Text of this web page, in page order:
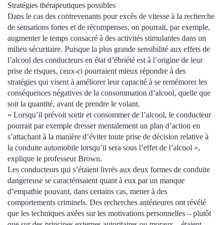
Stratégies thérapeutiques possibles
Dans le cas des contrevenants pour excès de vitesse à la recherche
de sensations fortes et de récompenses, on pourrait, par exemple,
augmenter le temps consacré à des activités stimulantes dans un
milieu sécuritaire. Puisque la plus grande sensibilité aux effets de
l’alcool des conducteurs en état d’ébriété est à l’origine de leur
prise de risques, ceux-ci pourraient mieux répondre à des
stratégies qui visent à améliorer leur capacité à se remémorer les
conséquences négatives de la consommation d’alcool, quelle que
soit la quantité, avant de prendre le volant.
« Lorsqu’il prévoit sortir et consommer de l’alcool, le conducteur
pourrait par exemple dresser mentalement un plan d’action en
s’attachant à la manière d’éviter toute prise de décision relative à
la conduite automobile lorsqu’il sera sous l’effet de l’alcool »,
explique le professeur Brown.
Les conducteurs qui s’étaient livrés aux deux formes de conduite
dangereuse se caractérisaient quant à eux par un manque
d’empathie pouvant, dans certains cas, mener à des
comportements criminels. Des recherches antérieures ont révélé
que les techniques axées sur les motivations personnelles – plutôt